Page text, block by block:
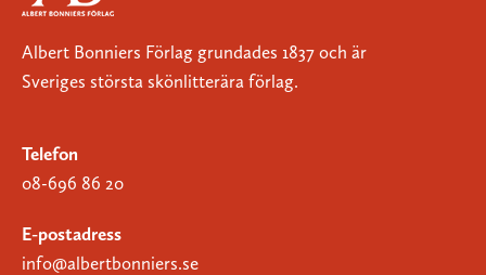
Albert Bonniers Förlag grundades 1837 och är
Sveriges största skönlitterära förlag.
Telefon
08-696 86 20
E-postadress
info@albertbonniers.se